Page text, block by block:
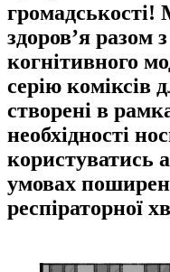
громадськості!
здоров’я разом
когнітивного
серію коміксів
створені в
необхідності
користуватись
умовах
респіраторної